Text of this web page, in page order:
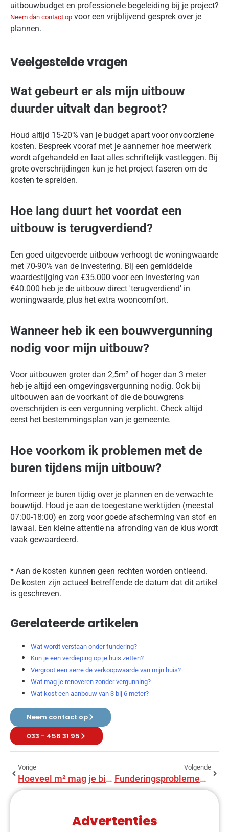
uitbouwbudget en professionele begeleiding bij je project?
Neem dan contact op voor een vrijblijvend gesprek over je
plannen.
Veelgestelde vragen
Wat gebeurt er als mijn uitbouw
duurder uitvalt dan begroot?
Houd altijd 15-20% van je budget apart voor onvoorziene
kosten. Bespreek vooraf met je aannemer hoe meerwerk
wordt afgehandeld en laat alles schriftelijk vastleggen. Bij
grote overschrijdingen kun je het project faseren om de
kosten te spreiden.
Hoe lang duurt het voordat een
uitbouw is terugverdiend?
Een goed uitgevoerde uitbouw verhoogt de woningwaarde
met 70-90% van de investering. Bij een gemiddelde
waardestijging van €35.000 voor een investering van
€40.000 heb je de uitbouw direct 'terugverdiend' in
woningwaarde, plus het extra wooncomfort.
Wanneer heb ik een bouwvergunning
nodig voor mijn uitbouw?
Voor uitbouwen groter dan 2,5m² of hoger dan 3 meter
heb je altijd een omgevingsvergunning nodig. Ook bij
uitbouwen aan de voorkant of die de bouwgrens
overschrijden is een vergunning verplicht. Check altijd
eerst het bestemmingsplan van je gemeente.
Hoe voorkom ik problemen met de
buren tijdens mijn uitbouw?
Informeer je buren tijdig over je plannen en de verwachte
bouwtijd. Houd je aan de toegestane werktijden (meestal
07:00-18:00) en zorg voor goede afscherming van stof en
lawaai. Een kleine attentie na afronding van de klus wordt
vaak gewaardeerd.
* Aan de kosten kunnen geen rechten worden ontleend.
De kosten zijn actueel betreffende de datum dat dit artikel
is geschreven.
Gerelateerde artikelen
Wat wordt verstaan onder fundering?
Kun je een verdieping op je huis zetten?
Vergroot een serre de verkoopwaarde van mijn huis?
Wat mag je renoveren zonder vergunning?
Wat kost een aanbouw van 3 bij 6 meter?
Neem contact op
033 - 456 31 95
Vorige
Hoeveel m² mag je bijbouwen?
Volgende
Funderingsproblemen: Hoe kunnen we het oplossen en deskundige begeleiding
Advertenties